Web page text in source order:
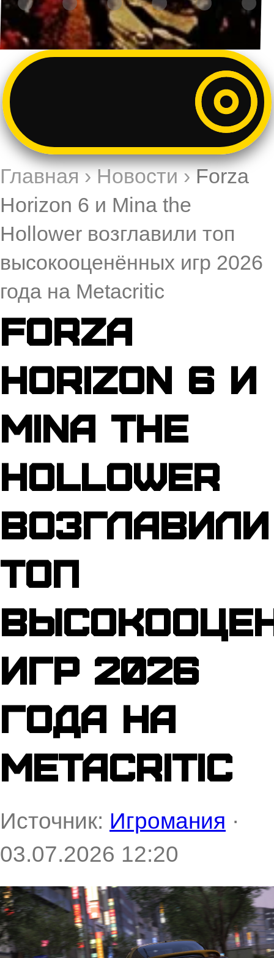
Главная›Новости›Forza
Horizon 6 и Mina the
Hollower возглавили топ
высокооценённых игр 2026
года на Metacritic
Forza
Horizon 6 и
Mina the
Hollower
возглавили
топ
игр 2026
года на
Metacritic
Источник: Игромания ·
03.07.2026 12:20